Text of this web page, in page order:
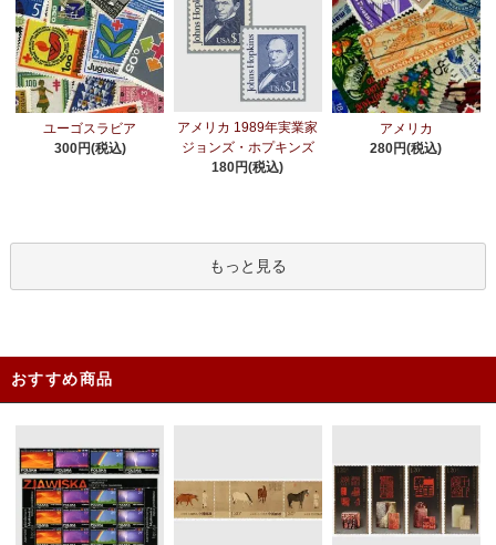
ユーゴスラビア
300円(税込)
アメリカ 1989年実業家
ジョンズ・ホプキンズ
180円(税込)
アメリカ
280円(税込)
もっと見る
おすすめ商品